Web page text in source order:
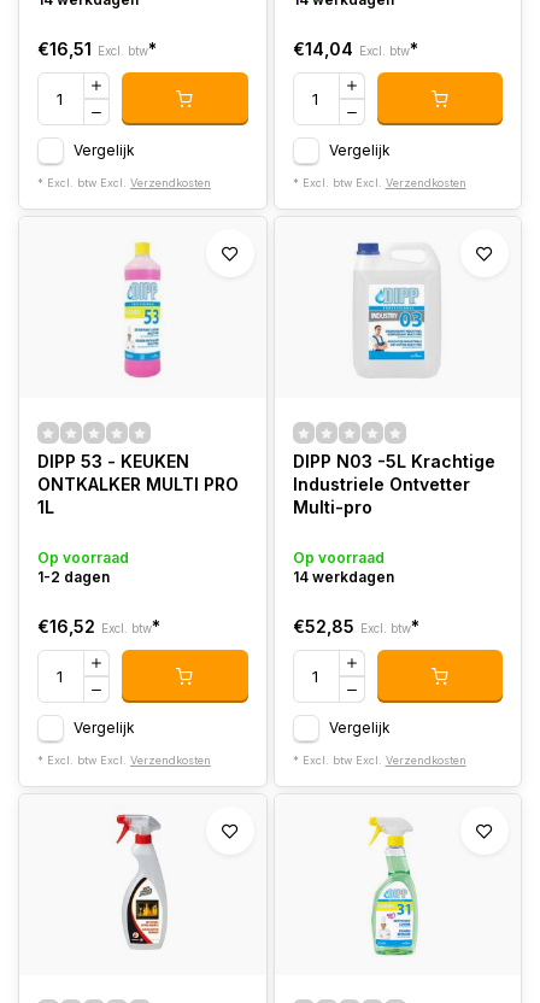
€16,51 Excl. btw*
Vergelijk
* Excl. btw Excl. Verzendkosten
€14,04 Excl. btw*
Vergelijk
* Excl. btw Excl. Verzendkosten
DIPP 53 - KEUKEN
ONTKALKER MULTI PRO
1L
Op voorraad
1-2 dagen
€16,52 Excl. btw*
Vergelijk
* Excl. btw Excl. Verzendkosten
DIPP N03 -5L Krachtige
Industriele Ontvetter
Multi-pro
Op voorraad
14 werkdagen
€52,85 Excl. btw*
Vergelijk
* Excl. btw Excl. Verzendkosten